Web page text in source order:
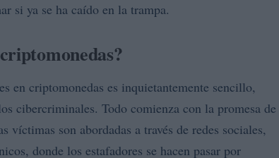
si ya se ha caído en la trampa.
en criptomonedas es inquietantemente sencillo,
cibercriminales. Todo comienza con la promesa de
víctimas son abordadas a través de redes sociales,
donde los estafadores se hacen pasar por